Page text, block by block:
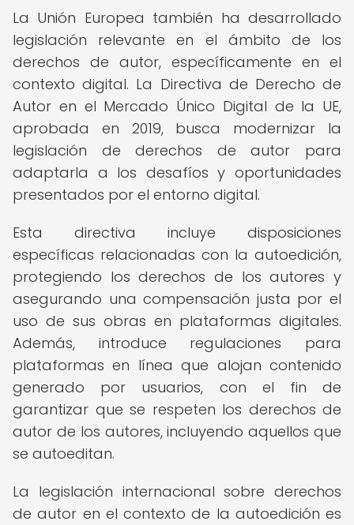
La Unión Europea también ha desarrollado
legislación relevante en el ámbito de los
derechos de autor, específicamente en el
contexto digital. La Directiva de Derecho de
Autor en el Mercado Único Digital de la UE,
aprobada en 2019, busca modernizar la
legislación de derechos de autor para
adaptarla a los desafíos y oportunidades
presentados por el entorno digital.
Esta directiva incluye disposiciones
específicas relacionadas con la autoedición,
protegiendo los derechos de los autores y
asegurando una compensación justa por el
uso de sus obras en plataformas digitales.
Además, introduce regulaciones para
plataformas en línea que alojan contenido
generado por usuarios, con el fin de
garantizar que se respeten los derechos de
autor de los autores, incluyendo aquellos que
se autoeditan.
La legislación internacional sobre derechos
de autor en el contexto de la autoedición es